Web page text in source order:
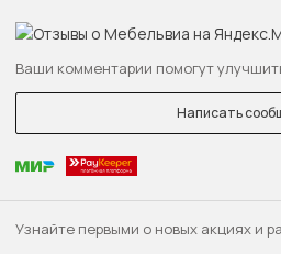
Узнайте первыми о новых акциях и
Ваши комментарии помогут
Написать